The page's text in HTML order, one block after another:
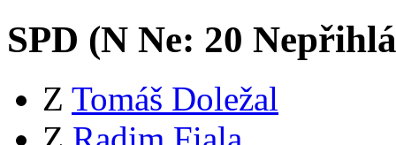
SPD (N Ne: 20
Z Tomáš Doležal